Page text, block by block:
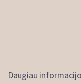
Daugiau